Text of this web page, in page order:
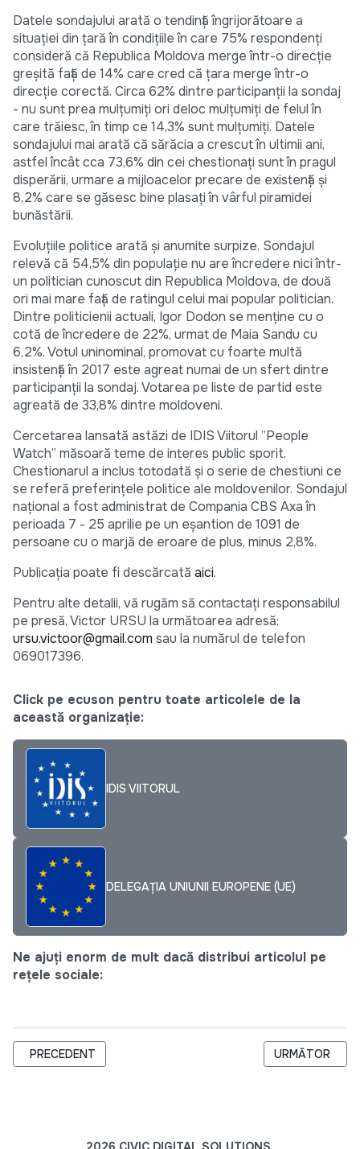
Datele sondajului arată o tendință îngrijorătoare a
situației din țară în condițiile în care 75% respondenți
consideră că Republica Moldova merge într-o direcție
greșită față de 14% care cred că țara merge într-o
direcție corectă. Circa 62% dintre participanţii la sondaj
- nu sunt prea mulțumiți ori deloc mulțumiți de felul în
care trăiesc, în timp ce 14,3% sunt mulțumiți. Datele
sondajului mai arată că sărăcia a crescut în ultimii ani,
astfel încât cca 73,6% din cei chestionați sunt în pragul
disperării, urmare a mijloacelor precare de existență și
8,2% care se găsesc bine plasați în vârful piramidei
bunăstării.
Evoluțiile politice arată și anumite surpize. Sondajul
relevă că 54,5% din populație nu are încredere nici într-
un politician cunoscut din Republica Moldova, de două
ori mai mare față de ratingul celui mai popular politician.
Dintre politicienii actuali, Igor Dodon se menține cu o
cotă de încredere de 22%, urmat de Maia Sandu cu
6,2%. Votul uninominal, promovat cu foarte multă
insistență în 2017 este agreat numai de un sfert dintre
participanții la sondaj. Votarea pe liste de partid este
agreată de 33,8% dintre moldoveni.
Cercetarea lansată astăzi de IDIS Viitorul ”People
Watch” măsoară teme de interes public sporit.
Chestionarul a inclus totodată și o serie de chestiuni ce
se referă preferințele politice ale moldovenilor. Sondajul
național a fost administrat de Compania CBS Axa în
perioada 7 - 25 aprilie pe un eșantion de 1091 de
persoane cu o marjă de eroare de plus, minus 2,8%.
Publicația poate fi descărcată aici.
Pentru alte detalii, vă rugăm să contactaţi responsabilul
pe presă, Victor URSU la următoarea adresă:
ursu.victoor@gmail.com sau la numărul de telefon
069017396.
Click pe ecuson pentru toate articolele de la
această organizație:
IDIS VIITORUL
DELEGAȚIA UNIUNII EUROPENE (UE)
Ne ajuți enorm de mult dacă distribui articolul pe
rețele sociale:
ARTICOL PRECEDENT: CLUB DE PRESĂ: „ SECURITATEA
PRECEDENT ARTICOLUL
URMĂTOR